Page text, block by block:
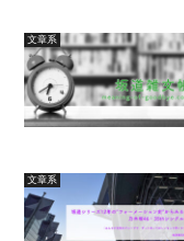
文章系
文章系